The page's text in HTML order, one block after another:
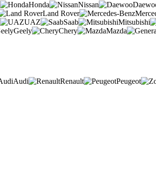
Honda Nissan
Land Rover
UAZ Saab Mitsubishi
Geely Chery Mazda
Audi Renault Peugeot